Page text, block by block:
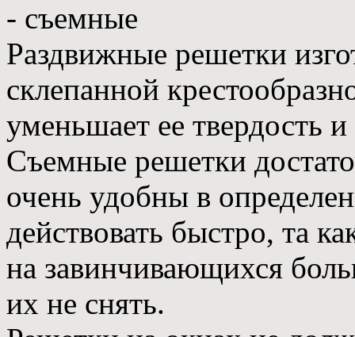
- съемные
Раздвижные решетки
склепанной
уменьшает ее твердость
Съемные решетки
очень удобны в
действовать быстро, та
на завинчивающихся
их не снять.